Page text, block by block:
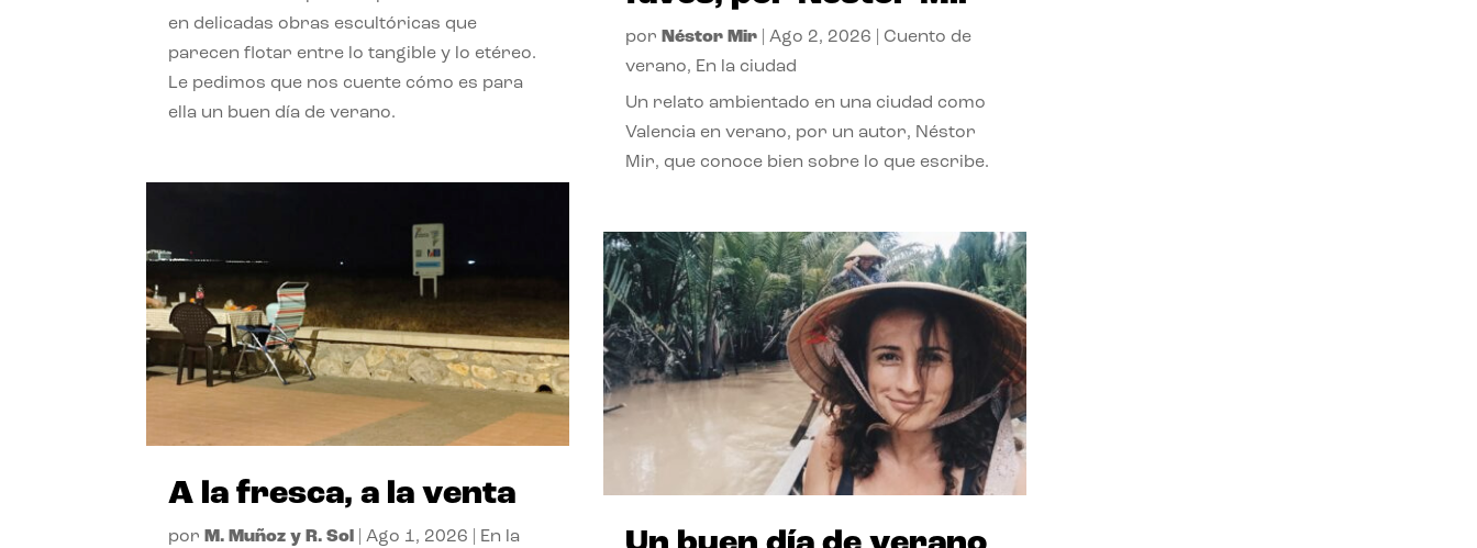
en delicadas obras escultóricas que
parecen flotar entre lo tangible y lo etéreo.
Le pedimos que nos cuente cómo es para
ella un buen día de verano.
A la fresca, a la venta
por M. Muñoz y R. Sol |Ago 1, 2026 En la
por Néstor Mir| Ago 2, 2026
Cuento de
verano, En la ciudad
Un relato ambientado en una ciudad como
Valencia en verano, por un autor, Néstor
Mir, que conoce bien sobre lo que escribe.